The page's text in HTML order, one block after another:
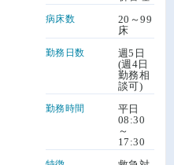
病床数
20～99
床
勤務日数
週5日
(週4日
勤務相
談可)
勤務時間
平日
08:30
～
17:30